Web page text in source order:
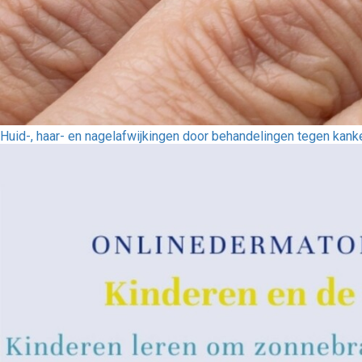
Huid-, haar- en nagelafwijkingen door behandelingen tegen